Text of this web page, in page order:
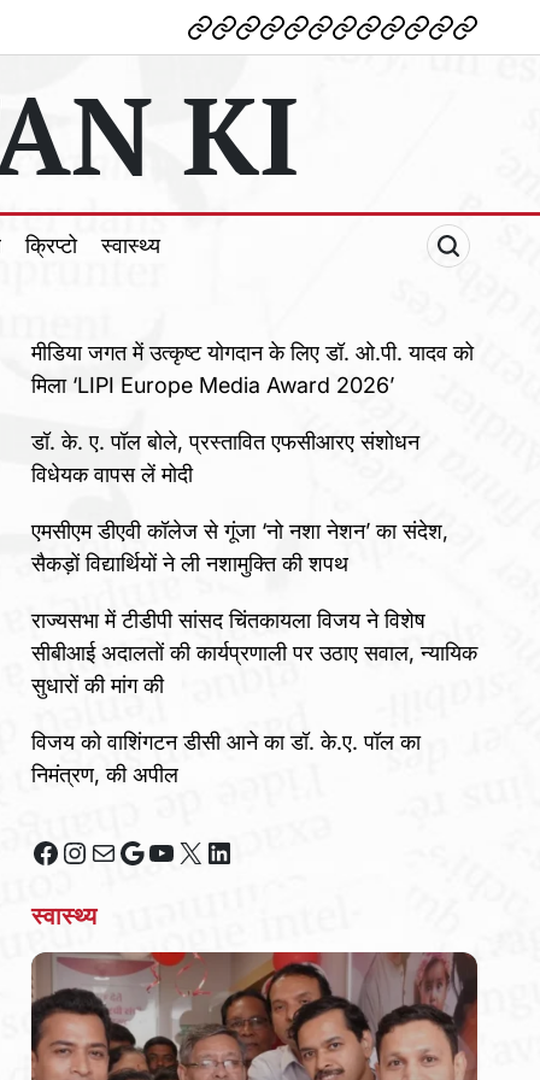
देश विदेशपोलटिकल
मनोरंजन
शिक्षाटेक्नोलॉजी
व्यापारक्राइम
धर्म खेलक्रिप्टोस्वास्थ्य
KI
क्रिप्टो स्वास्थ्य
मीडिया जगत में उत्कृष्ट योगदान के लिए डॉ. ओ.पी. यादव को
मिला ‘LIPI Europe Media Award 2026’
डॉ. के. ए. पॉल बोले, प्रस्तावित एफसीआरए संशोधन
विधेयक वापस लें मोदी
एमसीएम डीएवी कॉलेज से गूंजा ‘नो नशा नेशन’ का संदेश,
सैकड़ों विद्यार्थियों ने ली नशामुक्ति की शपथ
राज्यसभा में टीडीपी सांसद चिंतकायला विजय ने विशेष
सीबीआई अदालतों की कार्यप्रणाली पर उठाए सवाल, न्यायिक
सुधारों की मांग की
विजय को वाशिंगटन डीसी आने का डॉ. के.ए. पॉल का
निमंत्रण, की अपील
Facebook
Instagram
MailGoogle
YouTube
X LinkedIn
स्वास्थ्य